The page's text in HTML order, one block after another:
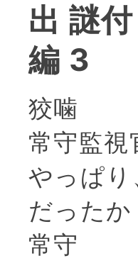
出 謎
編 3
狡噛
常守監視
やっぱ
だったか
常守